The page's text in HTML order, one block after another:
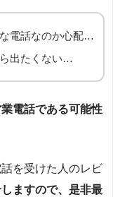
電話なのか心配…
出たくない…
電話である可能性
を受けた人のレビ
ますので、是非最